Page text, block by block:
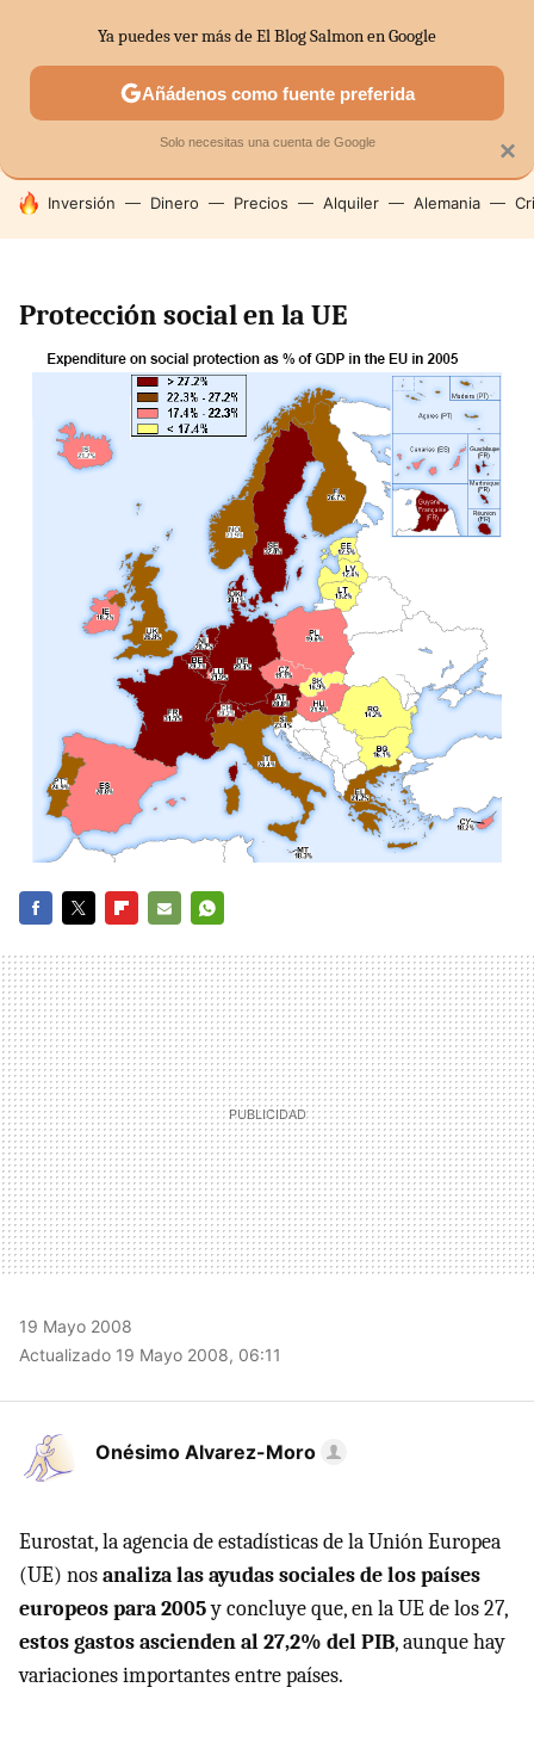
SECTORES ECONOMÍA DOMÉSTICA MERCADOS
HOY SE HABLA DE
Inversión Dinero Precios Alquiler Alemania
Protección social en la UE
MAIL
19 Mayo 2008
Actualizado 19 Mayo 2008, 06:11
Onésimo Alvarez-Moro
Eurostat, la agencia de estadísticas de la Unión Europea
(UE) nosanaliza las ayudas sociales de los países
europeos para 2005y concluye que, en la UE de los 27,
estos gastos ascienden al 27,2% del PIB, aunque hay
variaciones importantes entre países.
×
Ya puedes ver más de El Blog Salmon en Google
Añádenos como fuente preferida
Solo necesitas una cuenta de Google